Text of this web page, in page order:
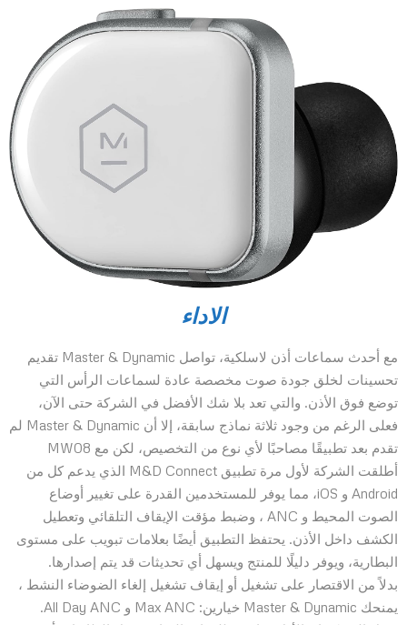
الاداء
مع أحدث سماعات أذن لاسلكية، تواصل Master & Dynamic تقديم
تحسينات لخلق جودة صوت مخصصة عادة لسماعات الرأس التي
توضع فوق الأذن. والتي تعد بلا شك الأفضل في الشركة حتى الآن،
فعلى الرغم من وجود ثلاثة نماذج سابقة، إلا أن Master & Dynamic لم
تقدم بعد تطبيقًا مصاحبًا لأي نوع من التخصيص، لكن مع MW08
أطلقت الشركة لأول مرة تطبيق M&D Connect الذي يدعم كل من
Android و iOS، مما يوفر للمستخدمين القدرة على تغيير أوضاع
الصوت المحيط و ANC ، وضبط مؤقت الإيقاف التلقائي وتعطيل
الكشف داخل الأذن. يحتفظ التطبيق أيضًا بعلامات تبويب على مستوى
البطارية، ويوفر دليلًا للمنتج ويسهل أي تحديثات قد يتم إصدارها.
بدلاً من الاقتصار على تشغيل أو إيقاف تشغيل إلغاء الضوضاء النشط ،
يمنحك Master & Dynamic خيارين: Max ANC و All Day ANC.